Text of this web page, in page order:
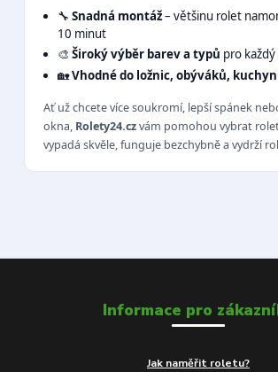
🔧 Snadná montáž– většinu rolet
10 minut
🎨 Široký výběr barev a typů pro
🏡Vhodné do ložnic, obýváků,
Ať už chcete více soukromí, lepší spánek
okna, Rolety24.czvám pomohou vybrat
vypadá skvěle, funguje bezchybně a vydrží
Informace pro
Jak naměřit roletu?